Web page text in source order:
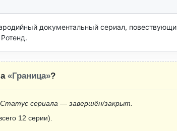
документальный сериал,
«Граница»?
сериала — завершён/закрыт.
12 серии).